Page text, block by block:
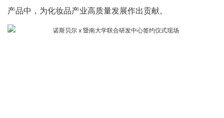
产品中，为化妆品产业高质量发展作出贡献。